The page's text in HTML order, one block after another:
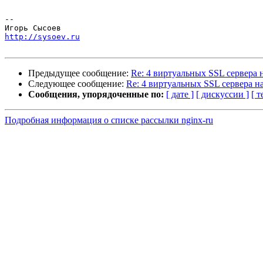
--
http://sysoev.ru
Предыдущее сообщение: Re: 4 виртуальных SSL сервера
Следующее сообщение: Re: 4 виртуальных SSL сервера
Сообщения, упорядоченные по: [ дате ] [ дискуссии ] [
Подробная информация о списке рассылки nginx-ru